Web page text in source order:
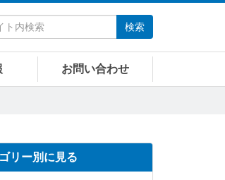
検索
お問い合わせ
リー別に見る